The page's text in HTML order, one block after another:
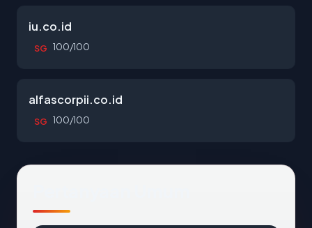
iu.co.id
SG 100/100
alfascorpii.co.id
SG 100/100